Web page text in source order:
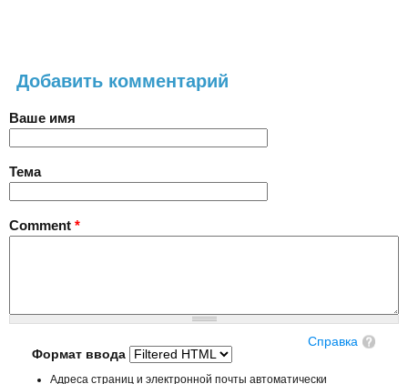
Добавить комментарий
Ваше имя
Тема
Comment *
Справка
Формат ввода
Адреса страниц и электронной почты автоматически